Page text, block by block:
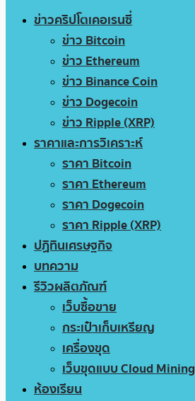
ข่าวคริปโตเคอเรนซี่
ข่าว Bitcoin
ข่าว Ethereum
ข่าว Binance Coin
ข่าว Dogecoin
ข่าว Ripple (XRP)
ราคาและการวิเคราะห์
ราคา Bitcoin
ราคา Ethereum
ราคา Dogecoin
ราคา Ripple (XRP)
ปฏิทินเศรษฐกิจ
บทความ
รีวิวผลิตภัณฑ์
เว็บซื้อขาย
กระเป๋าเก็บเหรียญ
เครื่องขุด
เว็บขุดแบบ Cloud Mining
ห้องเรียน